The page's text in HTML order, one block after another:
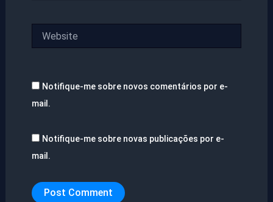
Notifique-me sobre novos comentários por e-
mail.
Notifique-me sobre novas publicações por e-
mail.